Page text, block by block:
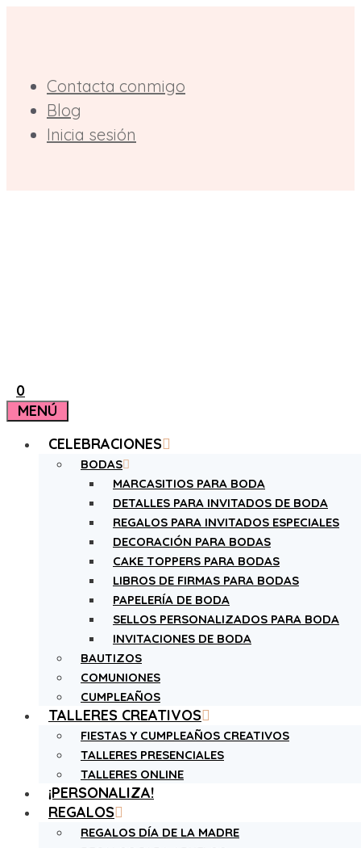
Contacta conmigo
Blog
Inicia sesión
0
MENÚ
CELEBRACIONES
BODAS
MARCASITIOS PARA BODA
DETALLES PARA INVITADOS DE BODA
REGALOS PARA INVITADOS ESPECIALES
DECORACIÓN PARA BODAS
CAKE TOPPERS PARA BODAS
LIBROS DE FIRMAS PARA BODAS
PAPELERÍA DE BODA
SELLOS PERSONALIZADOS PARA BODA
INVITACIONES DE BODA
BAUTIZOS
COMUNIONES
CUMPLEAÑOS
TALLERES CREATIVOS
FIESTAS Y CUMPLEAÑOS CREATIVOS
TALLERES PRESENCIALES
TALLERES ONLINE
¡PERSONALIZA!
REGALOS
REGALOS DÍA DE LA MADRE